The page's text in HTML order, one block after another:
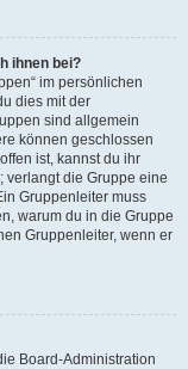
ihnen bei?
im persönlichen
dies mit der
sind allgemein
können geschlossen
ist, kannst du ihr
verlangt die Gruppe eine
Gruppenleiter muss
warum du in die Gruppe
Gruppenleiter, wenn er
Board-Administration